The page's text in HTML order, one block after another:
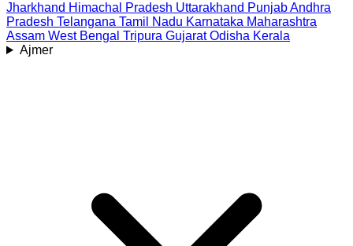
Jharkhand Himachal Pradesh Uttarakhand PunjabAndhra
Pradesh Telangana Tamil Nadu Karnataka Maharashtra
Assam West Bengal Tripura Gujarat Odisha Kerala
Ajmer